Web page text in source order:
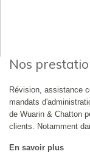
Nos
Révision, assistance
mandats
de Wuarin & Chatton
clients. Notamment
En savoir plus